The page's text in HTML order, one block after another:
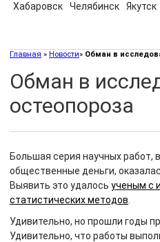
Хабаровск
Челябинск Якутск
Главная » Новости» Обман в
Обман в
остеопороза
Большая серия научных работ,
общественные деньги,
Выявить это удалось ученым с
статистических методов
Удивительно, но прошли годы
Удивительно, что работы